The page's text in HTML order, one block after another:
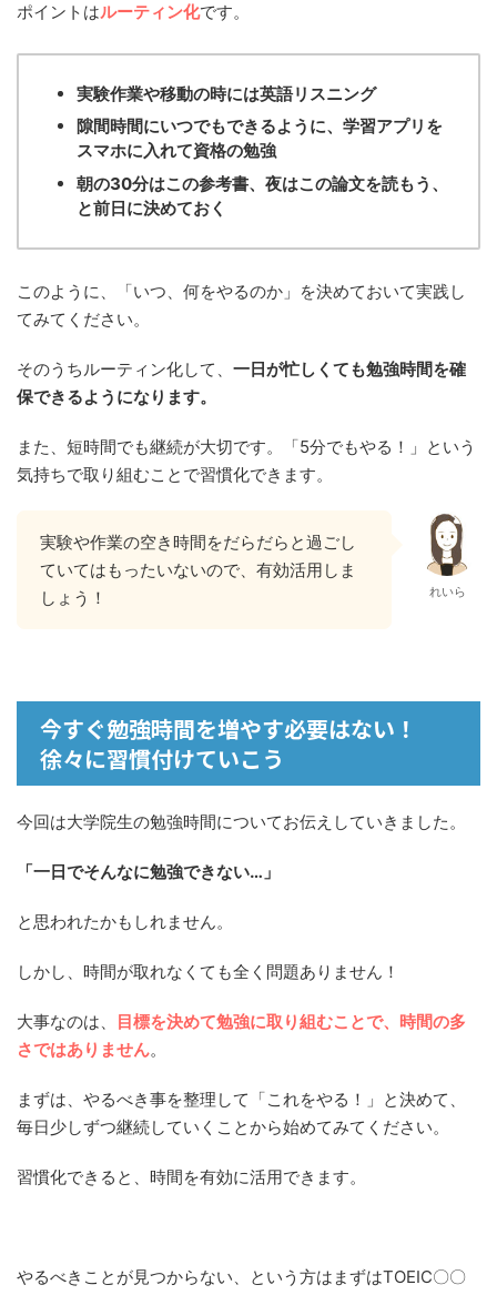
ポイントはルーティン化です。
実験作業や移動の時には英語リスニング
隙間時間にいつでもできるように、学習アプリを
スマホに入れて資格の勉強
朝の30分はこの参考書、夜はこの論文を読もう、
と前日に決めておく
このように、「いつ、何をやるのか」を決めておいて実践し
てみてください。
そのうちルーティン化して、 一日が忙しくても勉強時間を確
保できるようになります。
また、短時間でも継続が大切です。「5分でもやる！」という
気持ちで取り組むことで習慣化できます。
実験や作業の空き時間をだらだらと過ごし
ていてはもったいないので、有効活用しま
しょう！
れいら
今すぐ勉強時間を増やす必要はない！
徐々に習慣付けていこう
今回は大学院生の勉強時間についてお伝えしていきました。
「一日でそんなに勉強できない…」
と思われたかもしれません。
しかし、時間が取れなくても全く問題ありません！
大事なのは、
目標を決めて勉強に取り組むことで、時間の多
さではありません。
まずは、やるべき事を整理して「これをやる！」と決めて、
毎日少しずつ継続していくことから始めてみてください。
習慣化できると、時間を有効に活用できます。
やるべきことが見つからない、という方はまずはTOEIC〇〇